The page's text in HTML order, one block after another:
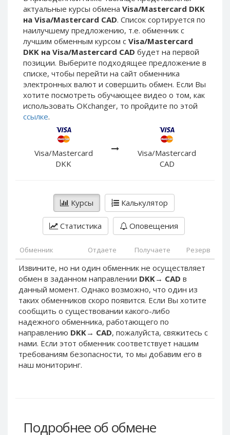
актуальные курсы обмена Visa/Mastercard DKK
на Visa/Mastercard CAD. Список сортируется по
наилучшему предложению, т.е. обменник с
лучшим обменным курсом с Visa/Mastercard
DKK на Visa/Mastercard CAD будет на первой
позиции. Выберите подходящее предложение в
списке, чтобы перейти на сайт обменника
электронных валют и совершить обмен. Если Вы
хотите посмотреть обучающее видео о том, как
использовать OKchanger, то пройдите по этой
ссылке.
Visa/Mastercard
DKK
Visa/Mastercard
CAD
Курсы Калькулятор
Статистика Оповещения
Обменник Отдаете Получаете Резерв
Извините, но ни один обменник не осуществляет
обмен в заданном направлении DKK→ CAD в
данный момент. Однако возможно, что один из
таких обменников скоро появится. Если Вы хотите
сообщить о существовании какого-либо
надежного обменника, работающего по
направлению DKK→ CAD, пожалуйста, свяжитесь с
нами. Если этот обменник соответствует нашим
требованиям безопасности, то мы добавим его в
наш мониторинг.
Подробнее об обмене
ЮMoney KZT
PayPal USD
PayPal EUR
PayPal GBP
PayPal CAD
PayPal AUD
PayPal RUB
PayPal CZK
PayPal DKK
PayPal HKD
PayPal NOK
PayPal PLN
PayPal SGD
PayPal CHF
PayPal MYR
Webmoney WMZ
Webmoney WMR
Webmoney WME
Webmoney WMU
Webmoney WMK
Webmoney WMG
Skril EUR
ЮMoney KZT
PayPal USD
PayPal EUR
PayPal GBP
PayPal CAD
PayPal AUD
PayPal RUB
PayPal DKK
PayPal HKD
PayPal JPY
PayPal NOK
PayPal PLN
PayPal SGD
PayPal CHF
PayPal MYR
Webmoney WMZ
Webmoney WMR
Webmoney WME
Webmoney WMU
Webmoney WMK
Skril EUR